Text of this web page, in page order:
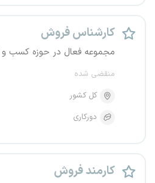
کارشناس فروش
مجموعه فعال در حوزه کسب و
منقضی شده
کل کشور
دورکاری
کارمند فروش